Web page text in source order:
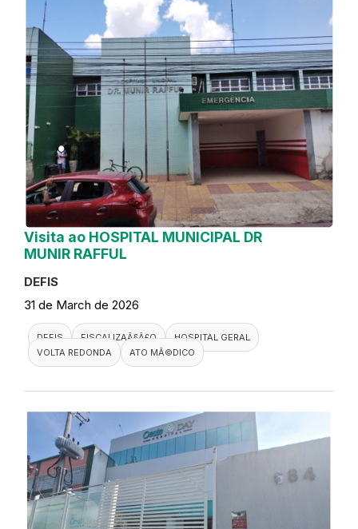
Visita ao HOSPITAL MUNICIPAL DR
MUNIR RAFFUL
DEFIS
31 de March de 2026
DEFIS FISCALIZAÃ§Ã£O
HOSPITAL GERAL
VOLTA REDONDA
ATO MÃ©DICO